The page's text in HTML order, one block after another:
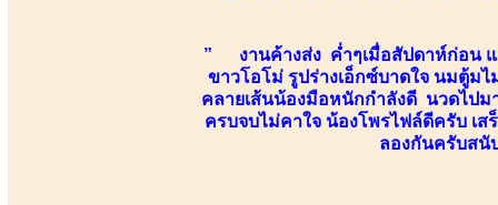
” งานค้างส่ง ค่ำๆเมื่อสัปดาห์ก่อน แ
ขาวโอโม่ รูปร่างเอ็กซ์บาดใจ นมตู้ม
คลายเส้นน้องมือหนักกำลังดี นวดไปม
ครบจบไม่คาใจ น้องโพรไฟล์ดีครับ เ
ลองกันครับสนั